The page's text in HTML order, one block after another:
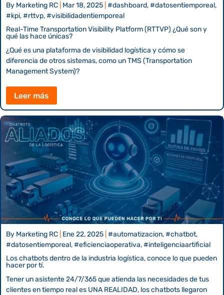
By Marketing RC Mar 18, 2025 #dashboard, #datosentiemporeal,
#kpi, #rttvp, #visibilidadentiemporeal
Real-Time Transportation Visibility Platform (RTTVP) ¿Qué son y
qué las hace únicas?
¿Qué es una plataforma de visibilidad logística y cómo se
diferencia de otros sistemas, como un TMS (Transportation
Management System)?
Leer más
By Marketing RC Ene 22, 2025 #automatizacion, #chatbot,
#datosentiemporeal, #eficienciaoperativa, #inteligenciaartificial
Los chatbots dentro de la industria logística, conoce lo que pueden
hacer por tí.
Tener un asistente 24/7/365 que atienda las necesidades de tus
clientes en tiempo real es UNA REALIDAD, los chatbots llegaron